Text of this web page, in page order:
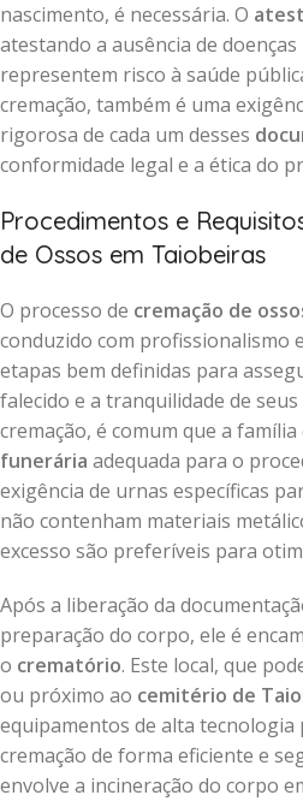
nascimento, é necessária. O
atestando a ausência de
representem risco à saúde
cremação, também é uma
rigorosa de cada um desses
conformidade legal e a ética do
Procedimentos e
de Ossos em Taiobeiras
O processo de cremação de
conduzido com profissionalismo
etapas bem definidas para
falecido e a tranquilidade de
cremação, é comum que a
funerária adequada para o
exigência de urnas específicas
não contenham materiais
excesso são preferíveis para
Após a liberação da
preparação do corpo, ele é
o crematório. Este local, que
ou próximo ao cemitério de
equipamentos de alta
cremação de forma eficiente e
envolve a incineração do corpo